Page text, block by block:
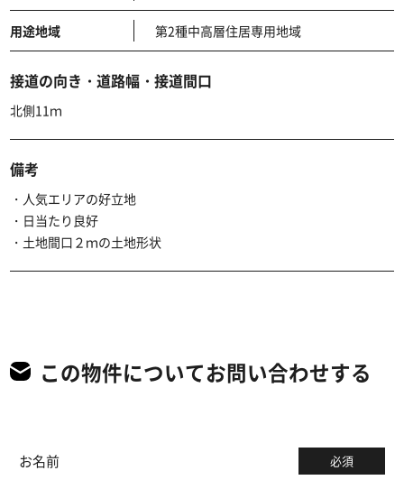
用途地域 第2種中高層住居専用地域
接道の向き・道路幅・接道間口
北側11ｍ
備考
・人気エリアの好立地
・日当たり良好
・土地間口２ｍの土地形状
この物件についてお問い合わせする
お名前 必須